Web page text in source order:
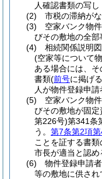
人確認書類の写し
(2)
市税の滞納が
(3)
空家バンク物
びその敷地の全部
(4)
相続関係説明
(空家等について
ある場合には、
書類(前号に掲げ
人が物件登録申
(5)
空家バンク物
びその敷地が固
第226号)第341条
う。 第7条第2項
ことを証する書
市長が適当と認め
(6)
物件登録申請
等の敷地に供され